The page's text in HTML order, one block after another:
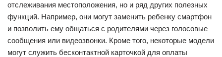
отслеживания местоположения, но и ряд других полезных
функций. Например, они могут заменить ребенку смартфон
и позволить ему общаться с родителями через голосовые
сообщения или видеозвонки. Кроме того, некоторые модели
могут служить бесконтактной карточкой для оплаты